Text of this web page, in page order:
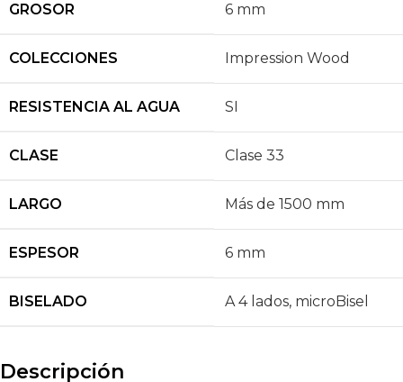
GROSOR 6 mm
COLECCIONES Impression Wood
RESISTENCIA AL AGUA SI
CLASE Clase 33
LARGO Más de 1500 mm
ESPESOR 6 mm
BISELADO A 4 lados, microBisel
Descripción